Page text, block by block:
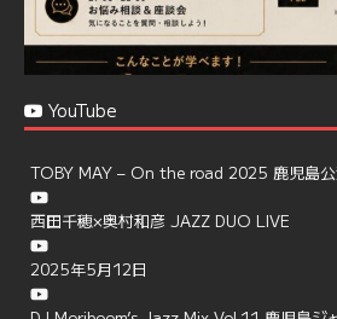
YouTube
TOBY MAY – On the road 2025 鹿児島
西田千穂×奥村和彦 JAZZ DUO LIVE
2025年5月12日